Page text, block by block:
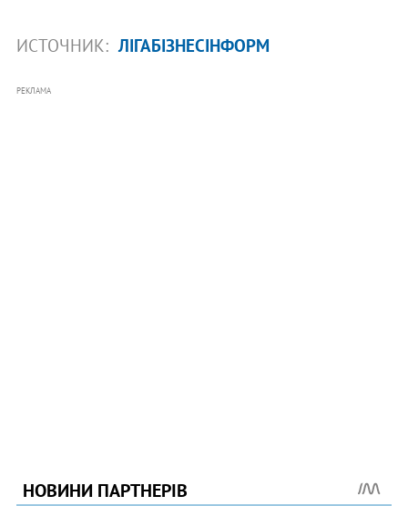
ИСТОЧНИК: ЛІГАБІЗНЕСІНФОРМ
РЕКЛАМА